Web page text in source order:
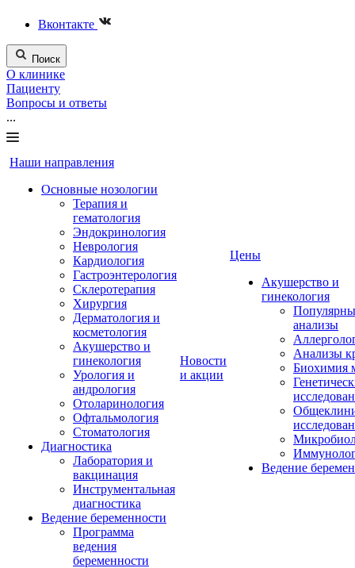
Вконтакте
Поиск
О клинике
Пациенту
Вопросы и ответы
...
Наши направления
Основные нозологии
Терапия и
гематология
Эндокринология
Неврология
Кардиология
Гастроэнтерология
Склеротерапия
Хирургия
Дерматология и
косметология
Акушерство и
гинекология
Урология и
андрология
Отоларинология
Офтальмология
Стоматология
Диагностика
Лаборатория и
вакцинация
Инструментальная
диагностика
Ведение беременности
Программа
ведения
беременности
Новости
и акции
Цены
Акушерство и
гинекология
анализы
Анализы
Биохимия
Ведение